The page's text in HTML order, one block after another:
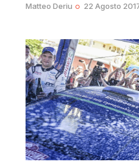
Matteo Deriu 22 Agosto